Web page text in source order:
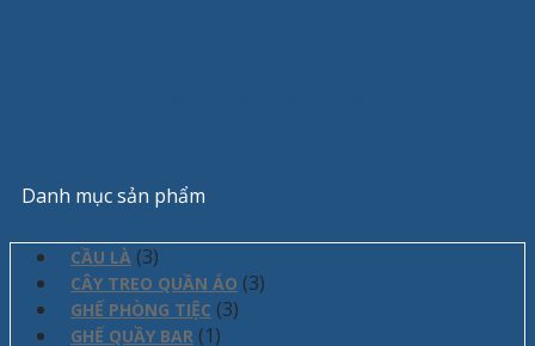
Danh mục sản phẩm
CẦU LÀ (3)
CÂY TREO QUẦN ÁO (3)
GHẾ PHÒNG TIỆC (3)
GHẾ QUẦY BAR (1)